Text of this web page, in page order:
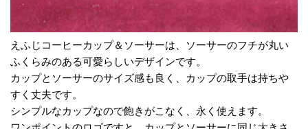
えふじコーヒーカップ＆ソーサーは、ソーサーのフチが丸い
ふくらみのある可愛らしいデザインです。
カップとソーサーのサイズ感も良く、カップの取手は持ちや
すく丈夫です。
シンプルなカップなので飽きがこなく、永く使えます。